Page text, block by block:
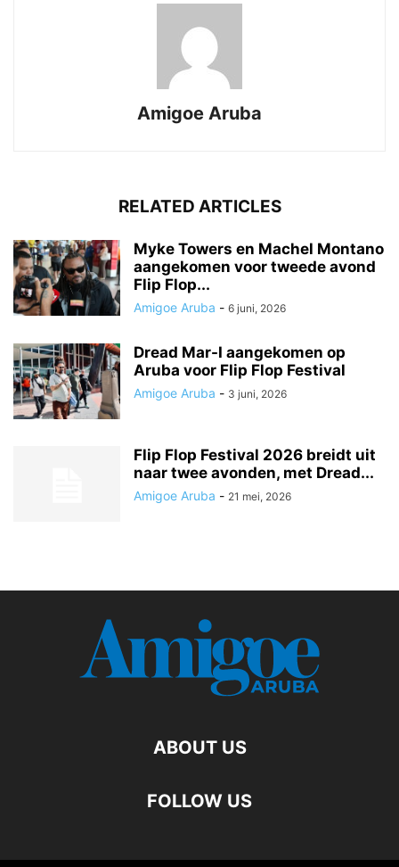
Amigoe Aruba
RELATED ARTICLES
Myke Towers en Machel Montano
aangekomen voor tweede avond
Flip Flop...
Amigoe Aruba - 6 juni, 2026
Dread Mar-I aangekomen op
Aruba voor Flip Flop Festival
Amigoe Aruba - 3 juni, 2026
Flip Flop Festival 2026 breidt uit
naar twee avonden, met Dread...
Amigoe Aruba - 21 mei, 2026
ABOUT US
FOLLOW US